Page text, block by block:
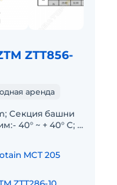
ZTT856-
аренда
Секция башни
40° ~ + 40° C; -
MCT 205